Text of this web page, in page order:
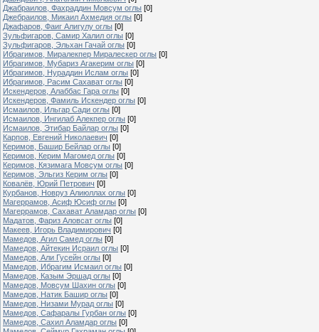
Джабраилов, Фахраддин Мовсум оглы [0]
Джебраилов, Микаил Ахмедия оглы [0]
Джафаров, Фаиг Алигулу оглы [0]
Зульфигаров, Самир Халил оглы [0]
Зульфигаров, Эльхан Гачай оглы [0]
Ибрагимов, Миралекпер Миралескер оглы [0]
Ибрагимов, Мубариз Агакерим оглы [0]
Ибрагимов, Нураддин Ислам оглы [0]
Ибрагимов, Расим Сахават оглы [0]
Искендеров, Алаббас Гара оглы [0]
Искендеров, Фамиль Искендер оглы [0]
Исмаилов, Ильгар Сади оглы [0]
Исмаилов, Ингилаб Алекпер оглы [0]
Исмаилов, Этибар Байлар оглы [0]
Карпов, Евгений Николаевич [0]
Керимов, Башир Бейлар оглы [0]
Керимов, Керим Магомед оглы [0]
Керимов, Кязимага Мовсум оглы [0]
Керимов, Эльгиз Керим оглы [0]
Ковалёв, Юрий Петрович [0]
Курбанов, Новруз Алиюллах оглы [0]
Магеррамов, Асиф Юсиф оглы [0]
Магеррамов, Сахават Аламдар оглы [0]
Мадатов, Фариз Аловсат оглы [0]
Макеев, Игорь Владимирович [0]
Мамедов, Агил Самед оглы [0]
Мамедов, Айтекин Исраил оглы [0]
Мамедов, Али Гусейн оглы [0]
Мамедов, Ибрагим Исмаил оглы [0]
Мамедов, Казым Эршад оглы [0]
Мамедов, Мовсум Шахин оглы [0]
Мамедов, Натик Башир оглы [0]
Мамедов, Низами Мурад оглы [0]
Мамедов, Сафаралы Гурбан оглы [0]
Мамедов, Сахил Аламдар оглы [0]